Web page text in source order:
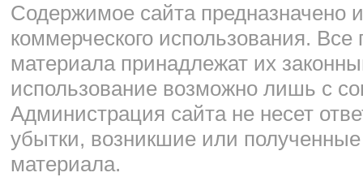
Cодержимое сайта предназначено
коммерческого использования.
материала принадлежат их
использование возможно лишь с
Администрация сайта не несет
убытки, возникшие или
материала.